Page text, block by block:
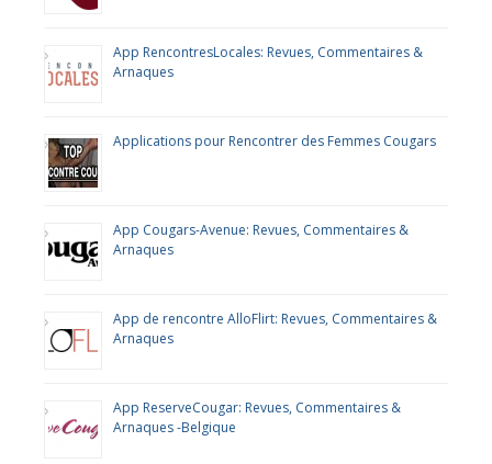
App RencontresLocales: Revues, Commentaires &
Arnaques
Applications pour Rencontrer des Femmes Cougars
App Cougars-Avenue: Revues, Commentaires &
Arnaques
App de rencontre AlloFlirt: Revues, Commentaires &
Arnaques
App ReserveCougar: Revues, Commentaires &
Arnaques -Belgique